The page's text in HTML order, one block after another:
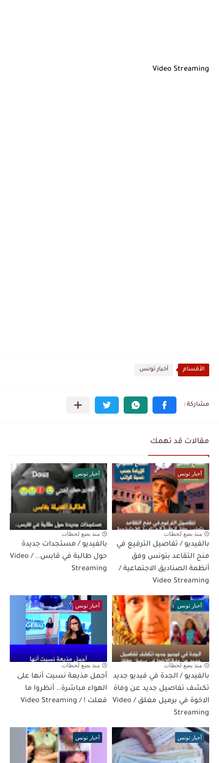
Video Streaming
الأقسام أخبار تونس
مقالات قد تهمك
أخبار تونس
منذ بضع لحظات
بالفيديو / تفاصيل الترفيع في
منح التقاعد بتونس وفق
أنظمة الصناديق الاجتماعية /
Video Streaming
أخبار تونس
منذ بضع لحظات
بالفيديو / مستجدات جديدة
حول طالبة في قابس.. / Video
Streaming
أخبار تونس
منذ بضع لحظات
بالفيديو / الجدة في فيديو جديد
تكشف تفاصيل جديد عن وفاة
الاخوة في برميل مغلق / Video
Streaming
أخبار تونس
منذ بضع لحظات
أجمل مذيعة نسيت أنها على
الهواء مباشرة.. أنظروا ما
فعلت ! / Video Streaming
أخبار تونس أخبار تونس